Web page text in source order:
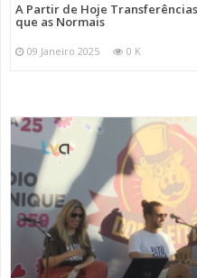
A Partir de Hoje
que as Normais
09 Janeiro 2025 0 K